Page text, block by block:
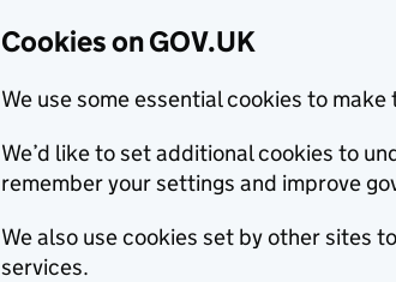
Cookies on GOV.UK
We use some essential cookies to
We’d like to set additional cookies to
remember your settings and improve
We also use cookies set by other sites
services.